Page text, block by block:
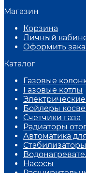
Магазин
Корзина
Личный
Оформить
Каталог
Газовые
Газовые котлы
Бойлеры
Счетчики газа
Радиаторы
Автоматика
Насосы